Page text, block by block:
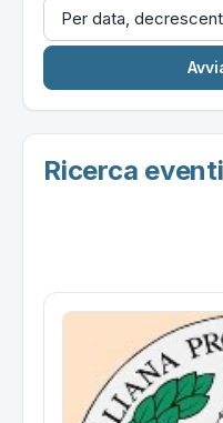
Ricerca